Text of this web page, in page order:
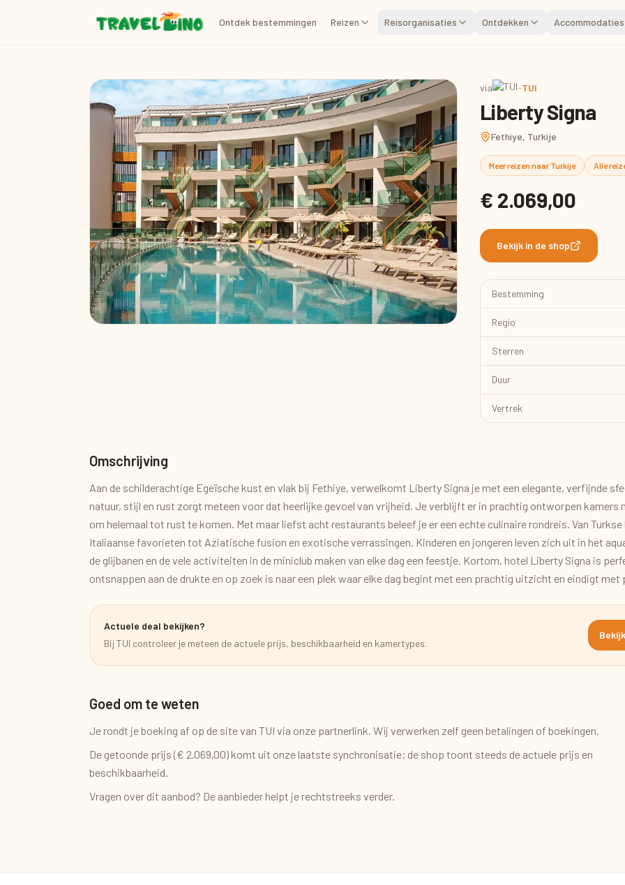
Ontdek bestemmingen Reizen Reisorganisaties Ontdekken Accommodaties
via -TUI
Liberty Signa
Fethiye, Turkije
Meer reizen naar Turkije Alle
€ 2.069,00
Bekijk in de shop
Bestemming
Regio
Sterren
Duur
Vertrek
Omschrijving
Aan de schilderachtige Egeïsche kust en vlak bij Fethiye, verwelkomt Liberty Signa je met een elegante, verfijnde
natuur, stijl en rust zorgt meteen voor dat heerlijke gevoel van vrijheid. Je verblijft er in prachtig ontworpen kamers
om helemaal tot rust te komen. Met maar liefst acht restaurants beleef je er een echte culinaire rondreis. Van
Italiaanse favorieten tot Aziatische fusion en exotische verrassingen. Kinderen en jongeren leven zich uit in het
de glijbanen en de vele activiteiten in de miniclub maken van elke dag een feestje. Kortom, hotel Liberty Signa is
ontsnappen aan de drukte en op zoek is naar een plek waar elke dag begint met een prachtig uitzicht en eindigt met
Actuele deal bekijken?
Bij TUI controleer je meteen de actuele prijs, beschikbaarheid en kamertypes.
Goed om te weten
Je rondt je boeking af op de site van TUI via onze partnerlink. Wij verwerken zelf geen betalingen of boekingen.
De getoonde prijs (€ 2.069,00) komt uit onze laatste synchronisatie; de shop toont steeds de actuele prijs en
beschikbaarheid.
Vragen over dit aanbod? De aanbieder helpt je rechtstreeks verder.